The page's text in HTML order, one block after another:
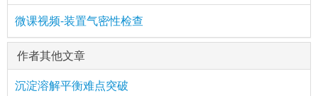
微课视频-装置气密性检查
作者其他文章
沉淀溶解平衡难点突破